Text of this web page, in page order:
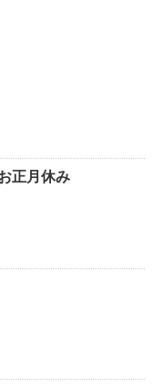
正月休み